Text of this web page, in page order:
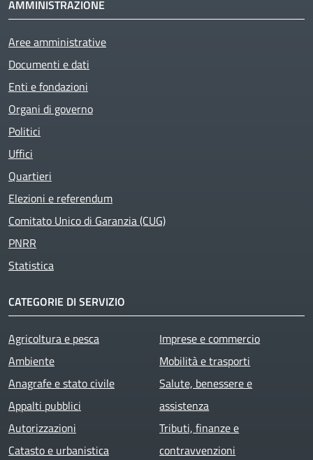
AMMINISTRAZIONE
Aree amministrative
Documenti e dati
Enti e fondazioni
Organi di governo
Politici
Uffici
Quartieri
Elezioni e referendum
Comitato Unico di Garanzia (CUG)
PNRR
Statistica
CATEGORIE DI SERVIZIO
Agricoltura e pesca
Ambiente
Anagrafe e stato civile
Appalti pubblici
Autorizzazioni
Catasto e urbanistica
Imprese e commercio
Mobilità e trasporti
Salute, benessere e
assistenza
Tributi, finanze e
contravvenzioni